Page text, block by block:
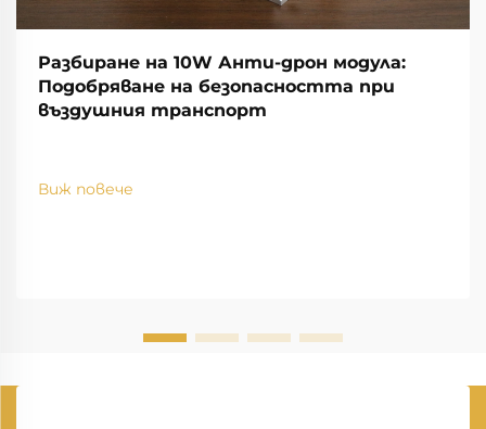
Разбиране на 10W Анти-дрон модула:
Подобряване на безопасността при
въздушния транспорт
Виж повече